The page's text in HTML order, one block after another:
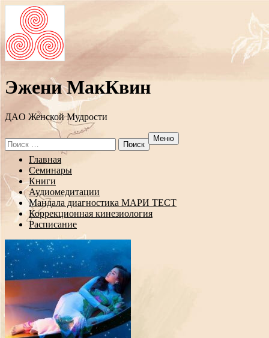
Эжени МакКвин
ДAO Женской Мудрости
Search
for:
Меню
Перейти
содержанию
Главная
Семинары
Книги
Аудиомедитации
Мандала диагностика МАРИ ТЕСТ
Коррекционная кинезиология
Расписание